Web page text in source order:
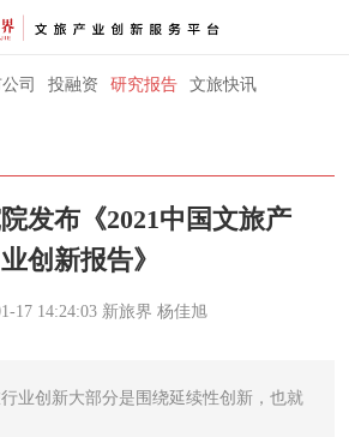
司 投融资 研究报告 文旅快讯
发布《2021中国文旅产
业创新报告》
17 14:24:03 新旅界 杨佳旭
业创新大部分是围绕延续性创新，也就